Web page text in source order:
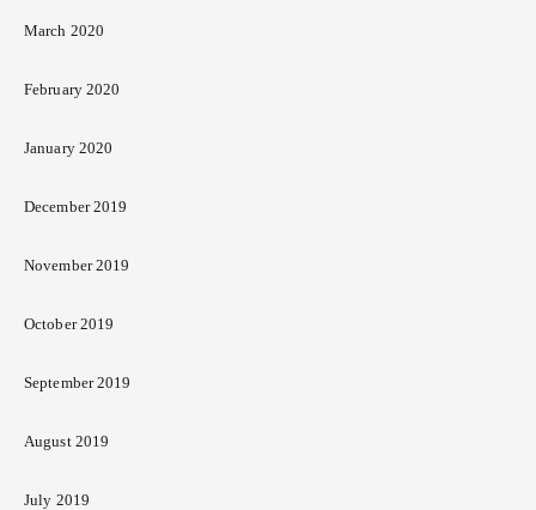
March 2020
February 2020
January 2020
December 2019
November 2019
October 2019
September 2019
August 2019
July 2019